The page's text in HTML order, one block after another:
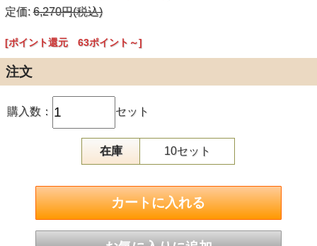
定価:6,270円(税込)
[ポイント還元 63ポイント～]
注文
購入数： セット
在庫 10セット